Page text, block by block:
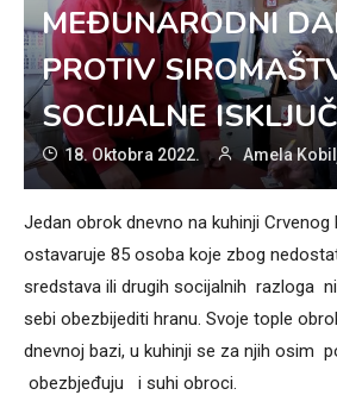
MEĐUNARODNI
PROTIV
SOCIJALNE
18. Oktobra 2022. Amela
Jedan obrok dnevno na kuhinji Crvenog
ostavaruje 85 osoba koje zbog
sredstava ili drugih socijalnih razloga
sebi obezbijediti hranu. Svoje tople
dnevnoj bazi, u kuhinji se za njih osim
obezbjeđuju i suhi obroci.